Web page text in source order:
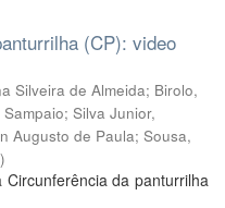
(CP): video
Silveira de Almeida; Birolo,
; Silva Junior,
Augusto de Paula; Sousa,
)
da panturrilha